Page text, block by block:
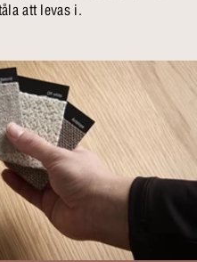
att levas i.